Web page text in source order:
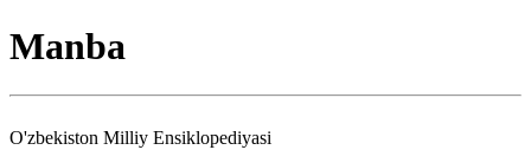
Manba
O'zbekiston Milliy Ensiklopediyasi